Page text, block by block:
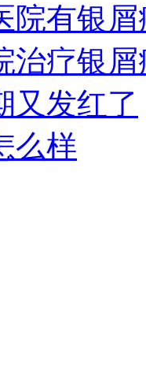
院有银
治疗银
又发红了
么样